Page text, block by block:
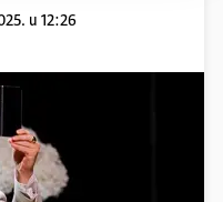
u 12:26